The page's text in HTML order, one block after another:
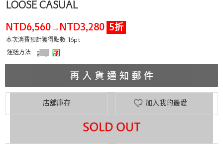
LOOSE CASUAL
NTD6,560→ NTD3,280 5折
本次消費預計獲得點數 16pt
運送方法
加入我的最愛
店舖庫存